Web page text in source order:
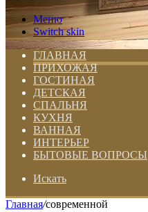
Меню
Switch skin
ГЛАВНАЯ
ПРИХОЖАЯ
ГОСТИНАЯ
ДЕТСКАЯ
СПАЛЬНЯ
КУХНЯ
ВАННАЯ
ИНТЕРЬЕР
БЫТОВЫЕ ВОПРОСЫ
Искать
Главная/современной